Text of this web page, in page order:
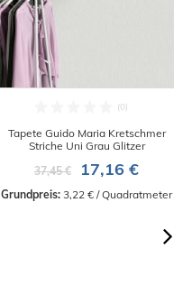
Tapete Guido Maria Kretschmer
Striche Uni Grau Glitzer
37,45 €
17,16 €
Grundpreis: 3,22 € / Quadratmeter